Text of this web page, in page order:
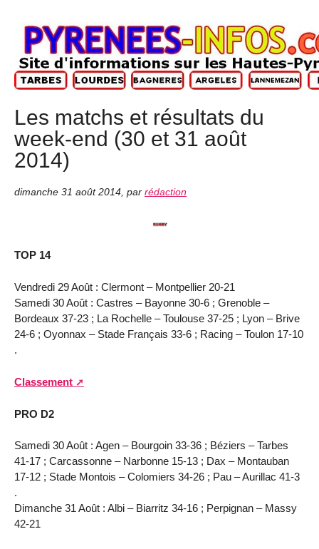
Les matchs et résultats du
week-end (30 et 31 août
2014)
dimanche 31 août 2014 par rédaction
TOP 14
Vendredi 29 Août : Clermont – Montpellier 20-21
Samedi 30 Août : Castres – Bayonne 30-6 ; Grenoble –
Bordeaux 37-23 ; La Rochelle – Toulouse 37-25 ; Lyon – Brive
24-6 ; Oyonnax – Stade Français 33-6 ; Racing – Toulon 17-10
.
Classement
PRO D2
Samedi 30 Août : Agen – Bourgoin 33-36 ; Béziers – Tarbes
41-17 ; Carcassonne – Narbonne 15-13 ; Dax – Montauban
17-12 ; Stade Montois – Colomiers 34-26 ; Pau – Aurillac 41-3
.
Dimanche 31 Août : Albi – Biarritz 34-16 ; Perpignan – Massy
42-21